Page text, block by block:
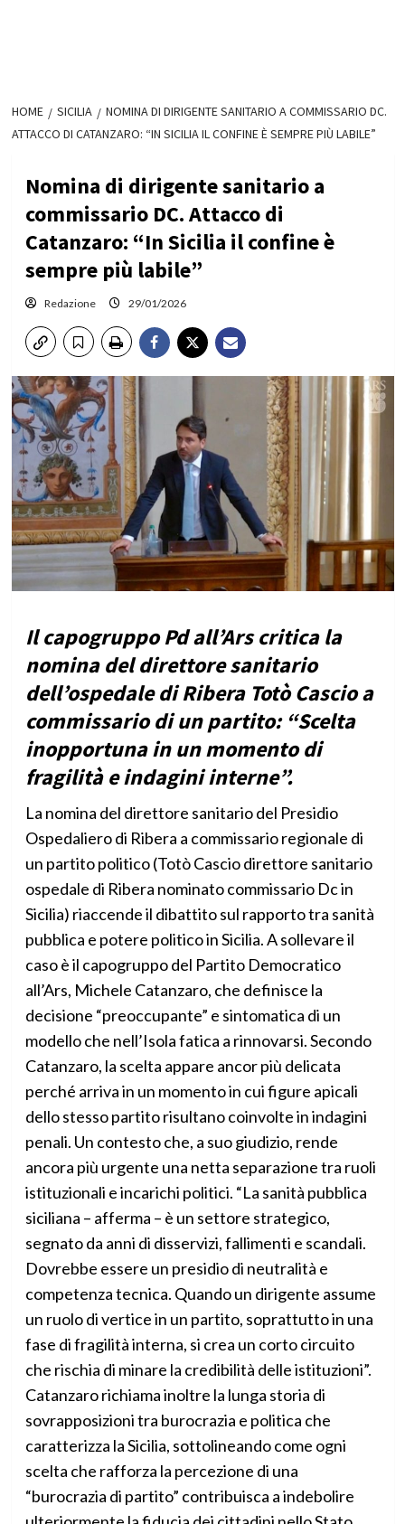
HOME SICILIA
NOMINA DI DIRIGENTE SANITARIO A COMMISSARIO DC.
ATTACCO DI CATANZARO: “IN SICILIA IL CONFINE È SEMPRE PIÙ LABILE”
Nomina di dirigente sanitario a
commissario DC. Attacco di
Catanzaro: “In Sicilia il confine è
sempre più labile”
Redazione 29/01/2026
Il capogruppo Pd all’Ars critica la
nomina del direttore sanitario
dell’ospedale di Ribera Totò Cascio a
commissario di un partito: “Scelta
inopportuna in un momento di
fragilità e indagini interne”.
La nomina del direttore sanitario del Presidio
Ospedaliero di Ribera a commissario regionale di
un partito politico (Totò Cascio direttore sanitario
ospedale di Ribera nominato commissario Dc in
Sicilia) riaccende il dibattito sul rapporto tra sanità
pubblica e potere politico in Sicilia. A sollevare il
caso è il capogruppo del Partito Democratico
all’Ars, Michele Catanzaro, che definisce la
decisione “preoccupante” e sintomatica di un
modello che nell’Isola fatica a rinnovarsi. Secondo
Catanzaro, la scelta appare ancor più delicata
perché arriva in un momento in cui figure apicali
dello stesso partito risultano coinvolte in indagini
penali. Un contesto che, a suo giudizio, rende
ancora più urgente una netta separazione tra ruoli
istituzionali e incarichi politici. “La sanità pubblica
siciliana – afferma – è un settore strategico,
segnato da anni di disservizi, fallimenti e scandali.
Dovrebbe essere un presidio di neutralità e
competenza tecnica. Quando un dirigente assume
un ruolo di vertice in un partito, soprattutto in una
fase di fragilità interna, si crea un corto circuito
che rischia di minare la credibilità delle istituzioni”.
Catanzaro richiama inoltre la lunga storia di
sovrapposizioni tra burocrazia e politica che
caratterizza la Sicilia, sottolineando come ogni
scelta che rafforza la percezione di una
“burocrazia di partito” contribuisca a indebolire